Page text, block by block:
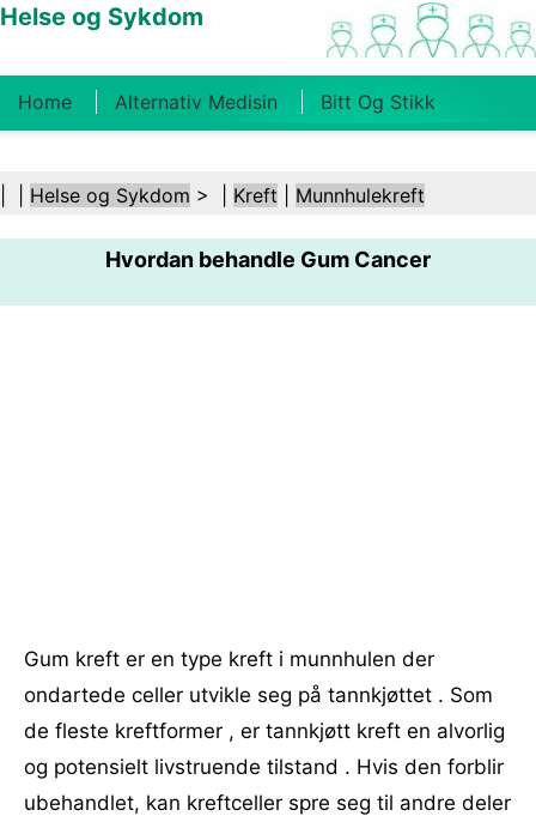
Helse og Sykdom
Home Alternativ Medisin Bitt Og Stikk
Kosthold Og Ernæring Familiehelse
Helsebransjen Psykisk Helse Folkehelse Og
Sikkerhet Kirurgi Og Prosedyrer Helse
Helse og Sykdom > | Kreft Munnhulekreft
Hvordan behandle Gum Cancer
Gum kreft er en type kreft i munnhulen der
ondartede celler utvikle seg på tannkjøttet . Som
de fleste kreftformer , er tannkjøtt kreft en alvorlig
og potensielt livstruende tilstand . Hvis den forblir
ubehandlet, kan kreftceller spre seg til andre deler